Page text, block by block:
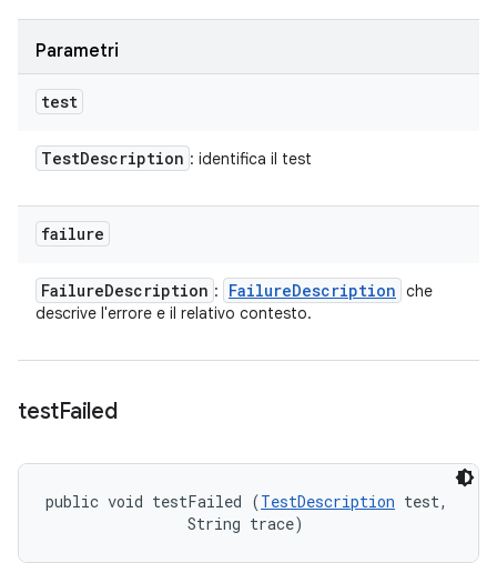
Parametri
test
TestDescription : identifica il test
failure
FailureDescription : FailureDescription che
descrive l'errore e il relativo contesto.
testFailed
public void testFailed (TestDescription test,
                String trace)